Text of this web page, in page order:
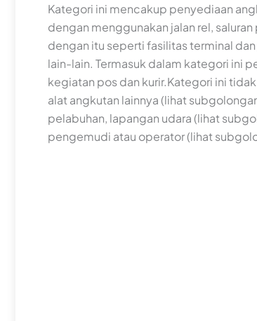
Kategori ini mencakup penyediaan
dengan menggunakan jalan rel,
dengan itu seperti fasilitas terminal
lain-lain. Termasuk dalam kategori ini
kegiatan pos dan kurir.Kategori ini
alat angkutan lainnya (lihat
pelabuhan, lapangan udara (lihat
pengemudi atau operator (lihat